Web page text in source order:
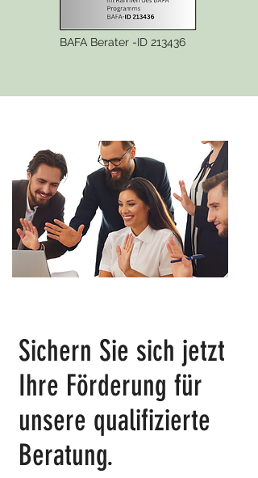
BAFA Berater -ID 213436
Sichern Sie sich jetzt
Ihre Förderung für
unsere qualifizierte
Beratung.